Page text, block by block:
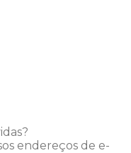
endereços de e-